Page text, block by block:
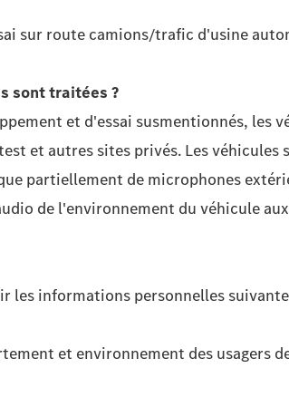
sur route camions/trafic d'usine
sont traitées ?
et d'essai susmentionnés,
et autres sites privés. Les
partiellement de microphones
de l'environnement du véhicule
les informations personnelles
et environnement des usagers